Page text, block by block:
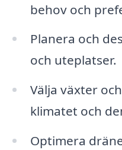
behov och
Planera och
och uteplatser.
Välja växter
klimatet och
Optimera